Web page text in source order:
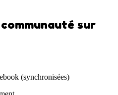
sur
(synchronisées)